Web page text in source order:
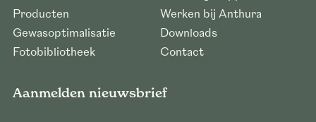
Producten
Gewasoptimalisatie
Fotobibliotheek
Werken bij Anthura
Downloads
Contact
Aanmelden nieuwsbrief